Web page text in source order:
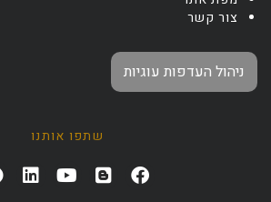
צור קשר
ניהול העדפות עוגיות
שתפו אותנו